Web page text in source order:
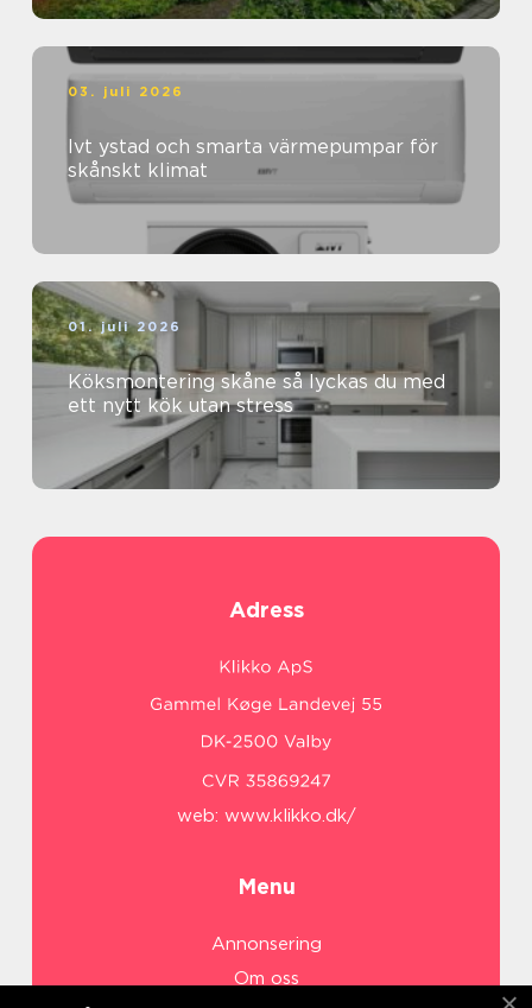
03. juli 2026
Ivt ystad och smarta värmepumpar för
skånskt klimat
01. juli 2026
Köksmontering skåne så lyckas du med
ett nytt kök utan stress
Adress
web: www.klikko.dk/
Menu
Annonsering
Om oss